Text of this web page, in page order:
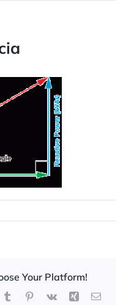
Your Platform!
TumblrPinterest
Vk Xing Correo